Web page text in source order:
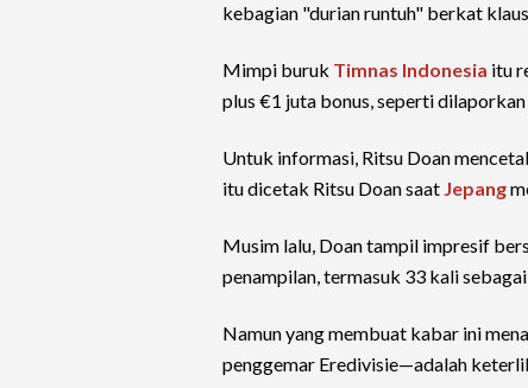
kebagian "durian runtuh" berkat
Mimpi buruk Timnas Indonesia itu
plus €1 juta bonus, seperti
Untuk informasi, Ritsu Doan
itu dicetak Ritsu Doan saat Jepang
Musim lalu, Doan tampil impresif
penampilan, termasuk 33 kali
Namun yang membuat kabar ini
penggemar Eredivisie—adalah